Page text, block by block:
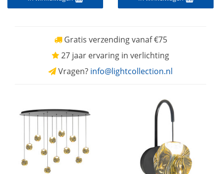
Gratis verzending vanaf €75
27 jaar ervaring in verlichting
Vragen? info@lightcollection.nl